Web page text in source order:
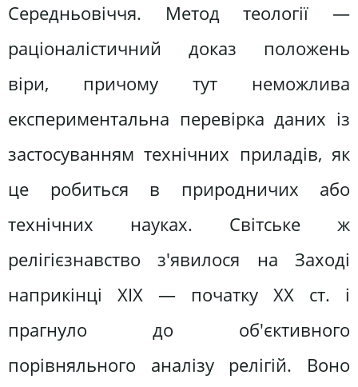
Середньовіччя. Метод теології —
раціоналістичний доказ положень
віри, причому тут неможлива
експериментальна перевірка даних із
застосуванням технічних приладів, як
це робиться в природничих або
технічних науках. Світське ж
релігієзнавство з'явилося на Заході
наприкінці XIX — початку XX ст. і
прагнуло до об'єктивного
порівняльного аналізу релігій. Воно